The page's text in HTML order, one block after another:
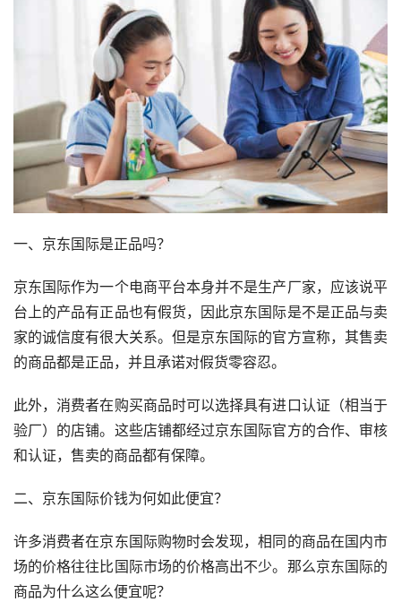
一、京东国际是正品吗？
京东国际作为一个电商平台本身并不是生产厂家，应该说平
台上的产品有正品也有假货，因此京东国际是不是正品与卖
家的诚信度有很大关系。但是京东国际的官方宣称，其售卖
的商品都是正品，并且承诺对假货零容忍。
此外，消费者在购买商品时可以选择具有进口认证（相当于
验厂）的店铺。这些店铺都经过京东国际官方的合作、审核
和认证，售卖的商品都有保障。
二、京东国际价钱为何如此便宜？
许多消费者在京东国际购物时会发现，相同的商品在国内市
场的价格往往比国际市场的价格高出不少。那么京东国际的
商品为什么这么便宜呢？